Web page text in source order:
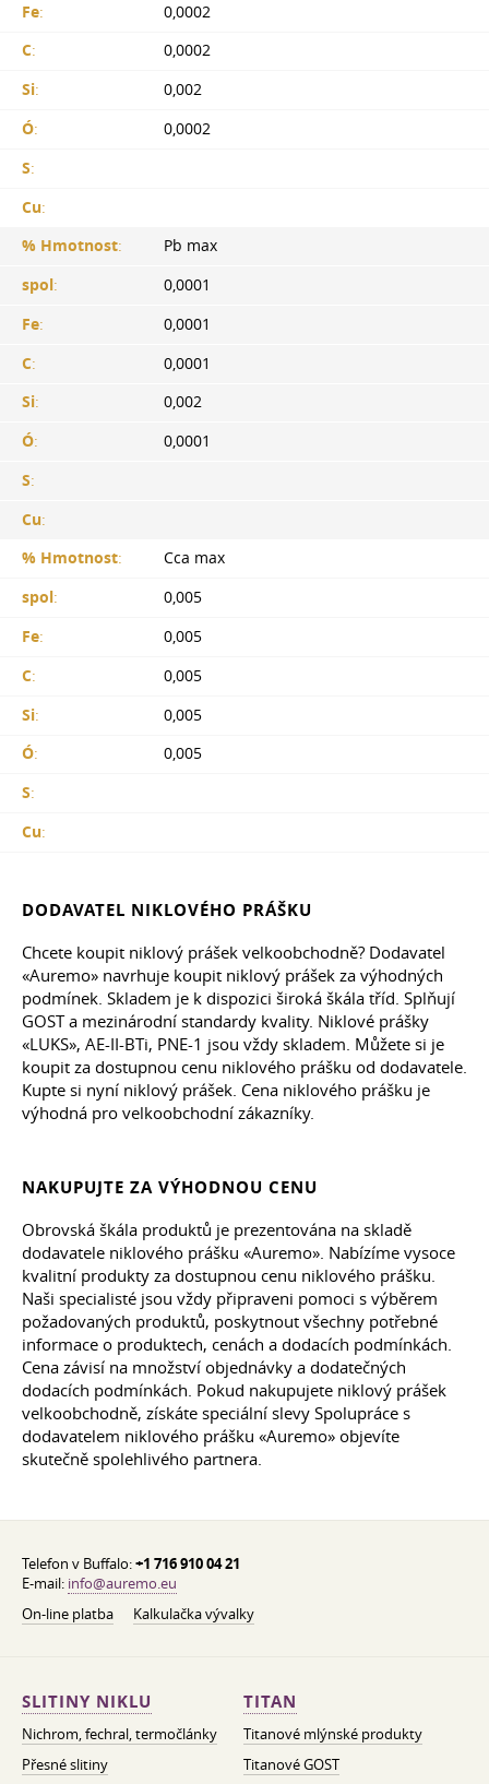
Fe:
0,0002
C:
0,0002
Si:
0,002
Ó:
0,0002
S:
Cu:
% Hmotnost:
Pb max
spol:
0,0001
Fe:
0,0001
C:
0,0001
Si:
0,002
Ó:
0,0001
S:
Cu:
% Hmotnost:
Cca max
spol:
0,005
Fe:
0,005
C:
0,005
Si:
0,005
Ó:
0,005
S:
Cu:
DODAVATEL NIKLOVÉHO PRÁŠKU
Chcete koupit niklový prášek velkoobchodně? Dodavatel
«Auremo» navrhuje koupit niklový prášek za výhodných
podmínek. Skladem je k dispozici široká škála tříd. Splňují
GOST a mezinárodní standardy kvality. Niklové prášky
«LUKS», AE-II-BTi, PNE-1 jsou vždy skladem. Můžete si je
koupit za dostupnou cenu niklového prášku od dodavatele.
Kupte si nyní niklový prášek. Cena niklového prášku je
výhodná pro velkoobchodní zákazníky.
NAKUPUJTE ZA VÝHODNOU CENU
Obrovská škála produktů je prezentována na skladě
dodavatele niklového prášku «Auremo». Nabízíme vysoce
kvalitní produkty za dostupnou cenu niklového prášku.
Naši specialisté jsou vždy připraveni pomoci s výběrem
požadovaných produktů, poskytnout všechny potřebné
informace o produktech, cenách a dodacích podmínkách.
Cena závisí na množství objednávky a dodatečných
dodacích podmínkách. Pokud nakupujete niklový prášek
velkoobchodně, získáte speciální slevy Spolupráce s
dodavatelem niklového prášku «Auremo» objevíte
skutečně spolehlivého partnera.
Telefon v Buffalo:+1 716 910 04 21
E-mail: info@auremo.eu
On-line platba
Kalkulačka vývalky
SLITINY NIKLU
Nichrom, fechral, termočlánky
Přesné slitiny
TITAN
Titanové mlýnské produkty
Titanové GOST